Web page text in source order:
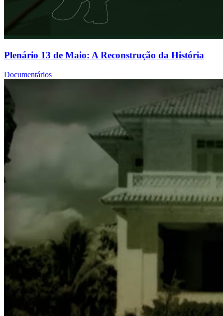
Plenário 13 de Maio: A Reconstrução da História
Documentários